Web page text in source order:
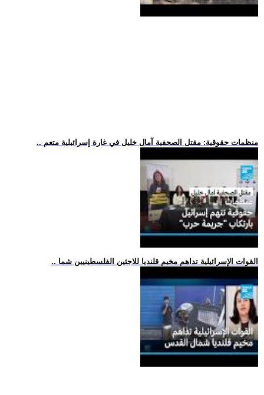
.. منظمات حقوقية: مقتل الصحفية آمال خليل في غارة إسرائيلية متعم
.. القوات الإسرائيلية تداهم مخيم قلنديا للاجئين الفلسطينيين شما